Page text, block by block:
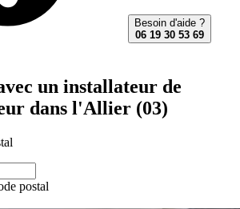
Besoin d'aide ?
06 19 30 53 69
un installateur de
dans l'Allier (03)
postal